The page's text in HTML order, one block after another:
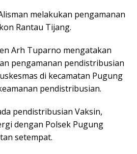
melakukan pengamanan
Rantau Tijang.
Arh Tuparno mengatakan
pengamanan pendistribusian
di kecamatan Pugung
pendistribusian.
pendistribusian Vaksin,
dengan Polsek Pugung
setempat.